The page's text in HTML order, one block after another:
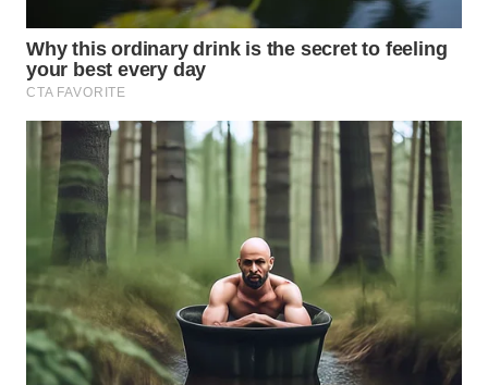
OTOMOTIF
WAHANA
WAHANA
DESA
WISATA
LAPAK
WAHANA
Wahana
Network